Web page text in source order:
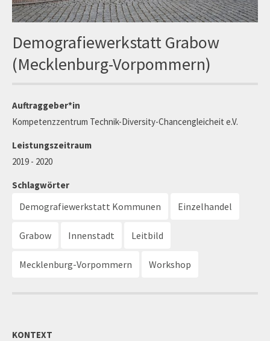
Demografiewerkstatt Grabow
(Mecklenburg-Vorpommern)
Auftraggeber*in
Kompetenzzentrum Technik-Diversity-Chancengleicheit e.V.
Leistungszeitraum
2019 - 2020
Schlagwörter
Demografiewerkstatt Kommunen Einzelhandel
Grabow Innenstadt Leitbild
Mecklenburg-Vorpommern Workshop
KONTEXT